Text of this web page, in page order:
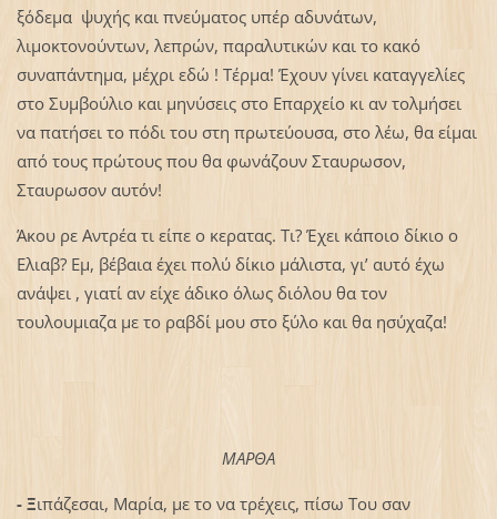
ξόδεμα ψυχής και πνεύματος υπέρ αδυνάτων,
λιμοκτονούντων, λεπρών, παραλυτικών και το κακό
συναπάντημα, μέχρι εδώ ! Τέρμα! Έχουν γίνει καταγγελίες
στο Συμβούλιο και μηνύσεις στο Επαρχείο κι αν τολμήσει
να πατήσει το πόδι του στη πρωτεύουσα, στο λέω, θα είμαι
από τους πρώτους που θα φωνάζουν Σταυρωσον,
Σταυρωσον αυτόν!
Άκου ρε Αντρέα τι είπε ο κερατας. Τι? Έχει κάποιο δίκιο ο
Ελιαβ? Εμ, βέβαια έχει πολύ δίκιο μάλιστα, γι’ αυτό έχω
ανάψει , γιατί αν είχε άδικο όλως διόλου θα τον
τουλουμιαζα με το ραβδί μου στο ξύλο και θα ησύχαζα!
ΜΑΡΘΑ
- Ξιπάζεσαι, Μαρία, με το να τρέχεις, πίσω Του σαν